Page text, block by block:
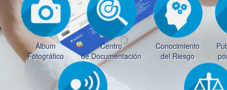
Álbum
Fotográfico
Centro
de Documentación
Conocimiento
del Riesgo